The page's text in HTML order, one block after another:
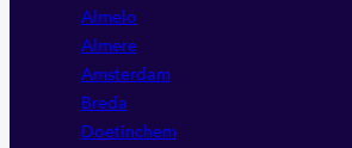
Almelo
Almere
Amsterdam
Breda
Doetinchem